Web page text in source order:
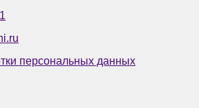
персональных данных